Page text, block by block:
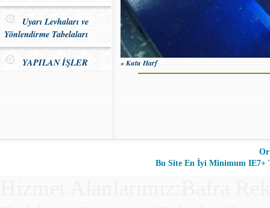
Uyarı Levhaları ve
Yönlendirme Tabelaları
YAPILAN İŞLER » Kutu Harf
Bu Site En İyi Minimum IE7+